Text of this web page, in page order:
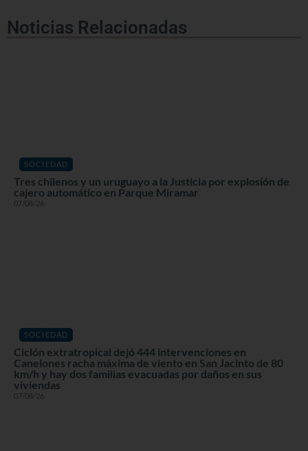
Noticias Relacionadas
SOCIEDAD
Tres chilenos y un uruguayo a la Justicia por explosión de
cajero automático en Parque Miramar
07/08/26
SOCIEDAD
Ciclón extratropical dejó 444 intervenciones en
Canelones racha máxima de viento en San Jacinto de 80
km/h y hay dos familias evacuadas por daños en sus
viviendas
07/08/26